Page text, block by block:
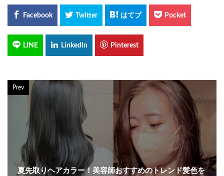
Prev
夏先取りヘアカラー！美容師おすすめのトレンド髪色を